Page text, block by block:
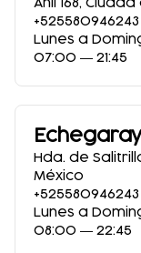
Añil 168, Ciudad
+525580946243
Lunes a
07:00 ― 21:45
Echegaray
Hda. de
México
+525580946243
Lunes a
08:00 ― 22:45